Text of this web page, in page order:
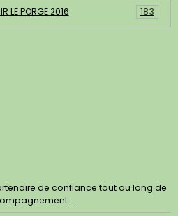
LE PORGE 2016 183
de confiance tout au long de
...